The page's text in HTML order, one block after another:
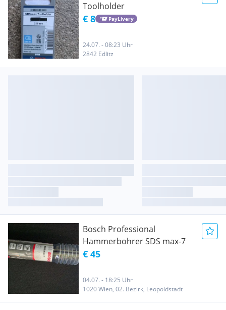
Toolholder
€ 8 PayLivery
24.07. - 08:23 Uhr
2842 Edlitz
Bosch Professional
Hammerbohrer SDS max-7
€ 45
04.07. - 18:25 Uhr
1020 Wien, 02. Bezirk, Leopoldstadt